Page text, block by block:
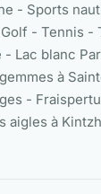
- Sports
- Tennis -
Lac blanc
à
-
aigles à